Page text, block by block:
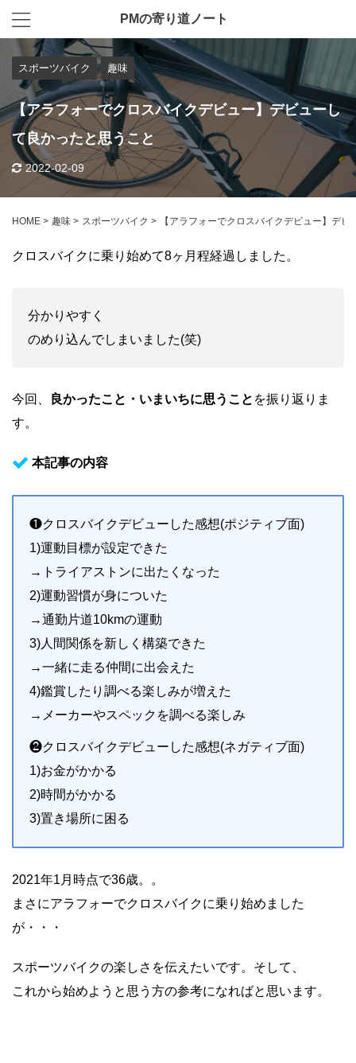
PMの寄り道ノート
スポーツバイク 趣味
【アラフォーでクロスバイクデビュー】デビューし
て良かったと思うこと
2022-02-09
HOME > 趣味 > スポーツバイク > 【アラフォーでクロスバイクデビュー】デ
クロスバイクに乗り始めて8ヶ月程経過しました。
分かりやすく
のめり込んでしまいました(笑)
今回、 良かったこと・いまいちに思うこと を振り返りま
す。
本記事の内容
❶クロスバイクデビューした感想(ポジティブ面)
1)運動目標が設定できた
→トライアストンに出たくなった
2)運動習慣が身についた
→通勤片道10kmの運動
3)人間関係を新しく構築できた
→一緒に走る仲間に出会えた
4)鑑賞したり調べる楽しみが増えた
→メーカーやスペックを調べる楽しみ
❷クロスバイクデビューした感想(ネガティブ面)
1)お金がかかる
2)時間がかかる
3)置き場所に困る
2021年1月時点で36歳。。
まさにアラフォーでクロスバイクに乗り始めました
が・・・
スポーツバイクの楽しさを伝えたいです。そして、
これから始めようと思う方の参考になればと思います。